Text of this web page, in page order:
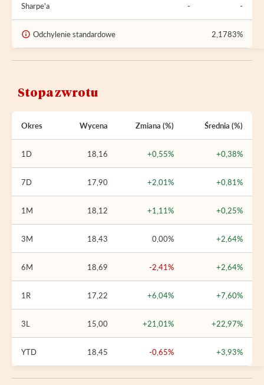
Sharpe'a - -
Odchylenie standardowe 2,1783%
Stopa zwrotu
Okres Wycena Zmiana (%) Średnia (%)
1D 18,16 +0,55% +0,38%
7D 17,90 +2,01% +0,81%
1M 18,12 +1,11% +0,25%
3M 18,43 0,00% +2,64%
6M 18,69 -2,41% +2,64%
1R 17,22 +6,04% +7,60%
3L 15,00 +21,01% +22,97%
YTD 18,45 -0,65% +3,93%